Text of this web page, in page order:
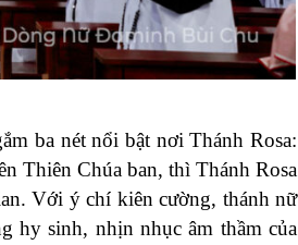
ba nét nổi bật nơi Thánh Rosa:
Thiên Chúa ban, thì Thánh Rosa
Với ý chí kiên cường, thánh nữ
hy sinh, nhịn nhục âm thầm của